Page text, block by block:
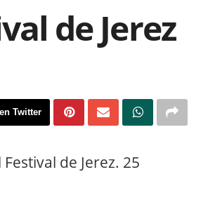
de Jerez
Twitter
de Jerez. 25